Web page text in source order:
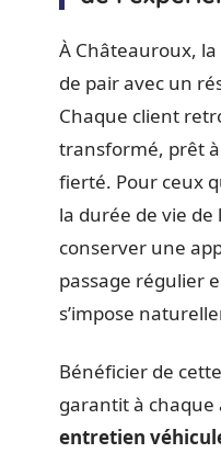
À Châteauroux, la
de pair avec un
Chaque client
transformé, prêt
fierté. Pour ceux
la durée de vie
conserver une
passage régulier
s’impose
Bénéficier de cette
garantit à
entretien